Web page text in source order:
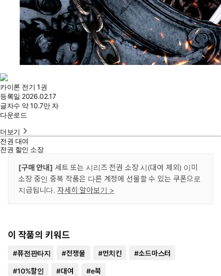
카이론 전기 1권
등록일 2026.02.17
글자수 약 10.7만 자
다운로드
더보기
전권 대여
전권 할인 소장
[구매 안내] 세트 또는 시리즈 전권 소장 시(대여 제외) 이미
소장 중인 중복 작품은 다른 계정에 선물할 수 있는 쿠폰으로
지급됩니다. 자세히 알아보기 >
이 작품의 키워드
#퓨전판타지 #전쟁물 #먼치킨 #소드마스터
#10%할인 #대여 #e북